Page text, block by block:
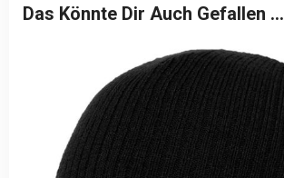
Das Könnte Dir Auch Gefallen …